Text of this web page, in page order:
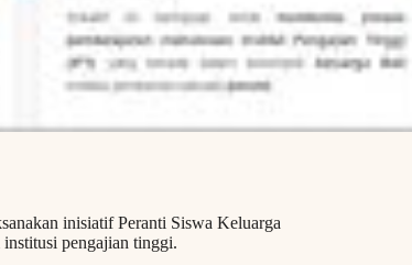
inisiatif Peranti Siswa Keluarga
pengajian tinggi.